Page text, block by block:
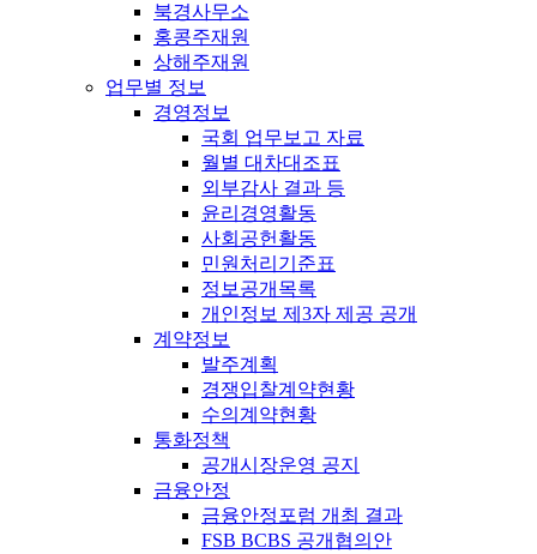
북경사무소
홍콩주재원
상해주재원
업무별 정보
경영정보
국회 업무보고 자료
월별 대차대조표
외부감사 결과 등
윤리경영활동
사회공헌활동
민원처리기준표
정보공개목록
개인정보 제3자 제공 공개
계약정보
발주계획
경쟁입찰계약현황
수의계약현황
통화정책
공개시장운영 공지
금융안정
금융안정포럼 개최 결과
FSB BCBS 공개협의안